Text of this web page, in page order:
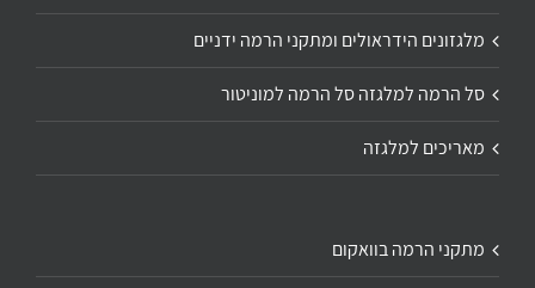
מלגזונים הידראולים ומתקני הרמה ידניים
סל הרמה למלגזה סל הרמה למוניטור
מאריכים למלגזה
מתקני הרמה בוואקום